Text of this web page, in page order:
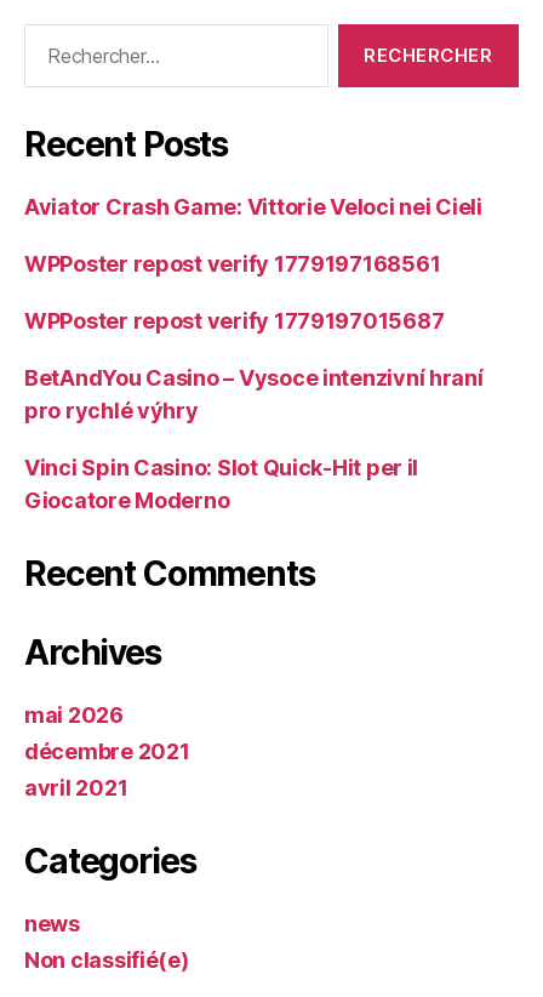
Recent Posts
Aviator Crash Game: Vittorie Veloci nei Cieli
WPPoster repost verify 1779197168561
WPPoster repost verify 1779197015687
BetAndYou Casino – Vysoce intenzivní hraní
pro rychlé výhry
Vinci Spin Casino: Slot Quick‑Hit per il
Giocatore Moderno
Recent Comments
Archives
mai 2026
décembre 2021
avril 2021
Categories
news
Non classifié(e)